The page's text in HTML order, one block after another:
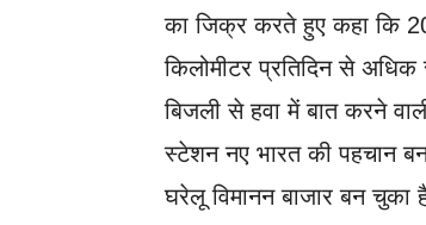
का जिक्र करते हुए कहा कि
किलोमीटर प्रतिदिन से
बिजली से हवा में बात करने
स्टेशन नए भारत की पहचान
घरेलू विमानन बाजार बन चुका